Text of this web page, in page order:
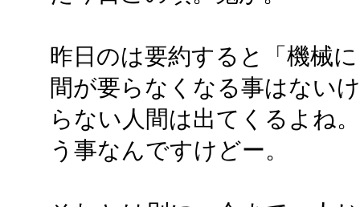
昨日のは要約すると「機械
間が要らなくなる事はない
らない人間は出てくるよね
う事なんですけどー。